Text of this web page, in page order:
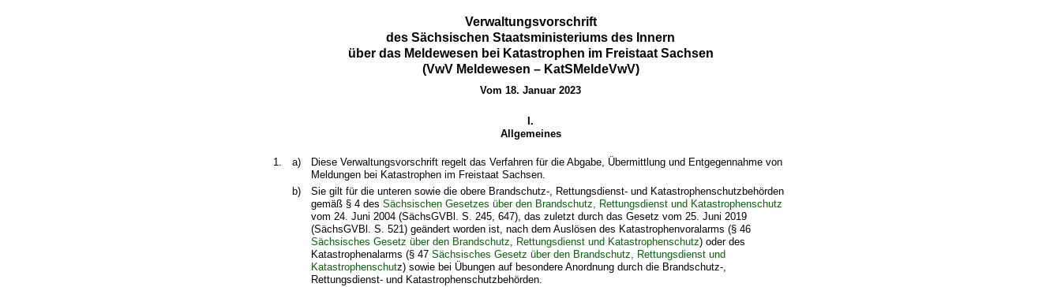
Verwaltungsvorschrift
des Sächsischen Staatsministeriums des Innern
über das Meldewesen bei Katastrophen im Freistaat Sachsen
(VwV Meldewesen – KatSMeldeVwV)
Vom 18. Januar 2023
I.
Allgemeines
1. a)
Diese Verwaltungsvorschrift regelt das Verfahren für die Abgabe, Übermittlung und Entgegennahme von
Meldungen bei Katastrophen im Freistaat Sachsen.
b)
Sie gilt für die unteren sowie die obere Brandschutz-, Rettungsdienst- und Katastrophenschutzbehörden
gemäß § 4 desSächsischen Gesetzes über den Brandschutz, Rettungsdienst und Katastrophenschutz
vom 24. Juni 2004 (SächsGVBl. S. 245, 647), das zuletzt durch das Gesetz vom 25. Juni 2019
(SächsGVBl. S. 521) geändert worden ist, nach dem Auslösen des Katastrophenvoralarms (§ 46
Sächsisches Gesetz über den Brandschutz, Rettungsdienst und Katastrophenschutz) oder des
Katastrophenalarms (§ 47Sächsisches Gesetz über den Brandschutz, Rettungsdienst und
Katastrophenschutz) sowie bei Übungen auf besondere Anordnung durch die Brandschutz-,
Rettungsdienst- und Katastrophenschutzbehörden.